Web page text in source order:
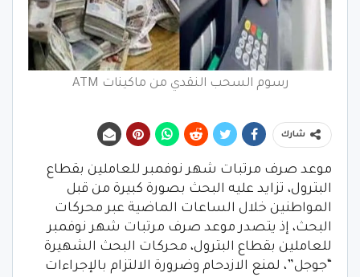
رسوم السحب النقدي من ماكينات ATM
شارك
موعد صرف مرتبات شهر نوفمبر للعاملين بقطاع
البترول، تزايد عليه البحث بصورة كبيرة من قبل
المواطنين خلال الساعات الماضية عبر محركات
البحث، إذ يتصدر موعد صرف مرتبات شهر نوفمبر
للعاملين بقطاع البترول، محركات البحث الشهيرة
“جوجل”، لمنع الازدحام وضرورة الالتزام بالإجراءات